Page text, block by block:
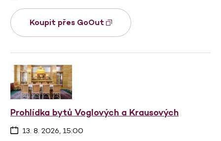
Koupit přes GoOut
Prohlídka bytů Voglových a Krausových
13. 8. 2026, 15:00